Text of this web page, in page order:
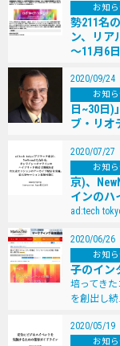
お知
勢211名
ン、リア
～11月6
2020/09/24
お知
⽇~30⽇)
ブ・リオ
2020/07/27
お知
京)、
インのハ
ad:tech
2020/06/26
お知
子のイン
培ってきた
を創出し続…
2020/05/19
お知